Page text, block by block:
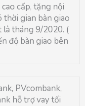
cấp, tặng nội
thời gian bàn giao
là tháng 9/2020. (
độ bàn giao bên
PVcombank,
hỗ trợ vay tối